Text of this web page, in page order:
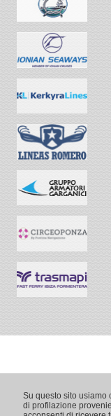
Su questo sito usiamo
di profilazione